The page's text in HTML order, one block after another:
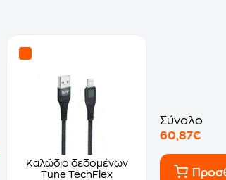
Καλώδιο δεδομένων
Tune TechFlex
Σύνολο
60,87€